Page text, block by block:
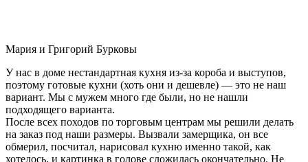
Мария и Григорий Бурковы
У нас в доме нестандартная кухня из-за короба и выступов,
поэтому готовые кухни (хоть они и дешевле) — это не наш
вариант. Мы с мужем много где были, но не нашли
подходящего варианта.
После всех походов по торговым центрам мы решили делать
на заказ под наши размеры. Вызвали замерщика, он все
обмерил, посчитал, нарисовал кухню именно такой, как
хотелось, и картинка в голове сложилась окончательно. Не